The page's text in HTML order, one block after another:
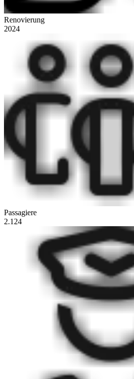
Renovierung
2024
Passagiere
2.124